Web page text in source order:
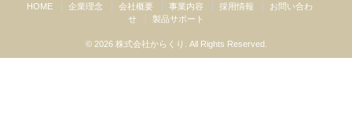
HOME 企業理念 会社概要 事業内容 採用情報
お問い合わ
せ
製品サポート
© 2026 株式会社からくり. All Rights Reserved.